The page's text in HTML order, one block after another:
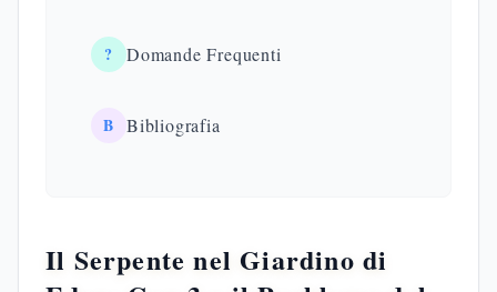
? Domande Frequenti
B Bibliografia
Il Serpente nel Giardino di